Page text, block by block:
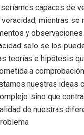
capaces de
mientras se
y
solo se los
teorías e hipótesis
a
nuestras ideas
sino que
de nuestras